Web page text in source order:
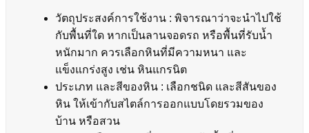
วัตถุประสงค์การใช้งาน : พิจารณาว่าจะนำไปใช้
กับพื้นที่ใด หากเป็นลานจอดรถ หรือพื้นที่รับน้ำ
หนักมาก ควรเลือกหินที่มีความหนา และ
แข็งแกร่งสูง เช่น หินแกรนิต
ประเภท และสีของหิน : เลือกชนิด และสีสันของ
หิน ให้เข้ากับสไตล์การออกแบบโดยรวมของ
บ้าน หรือสวน